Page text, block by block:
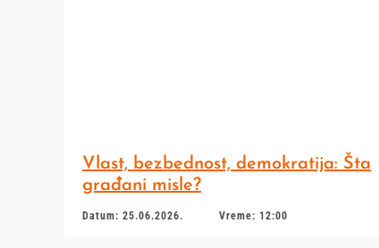
Vlast, bezbednost, demokratija: Šta
građani misle?
Datum: 25.06.2026. Vreme: 12:00